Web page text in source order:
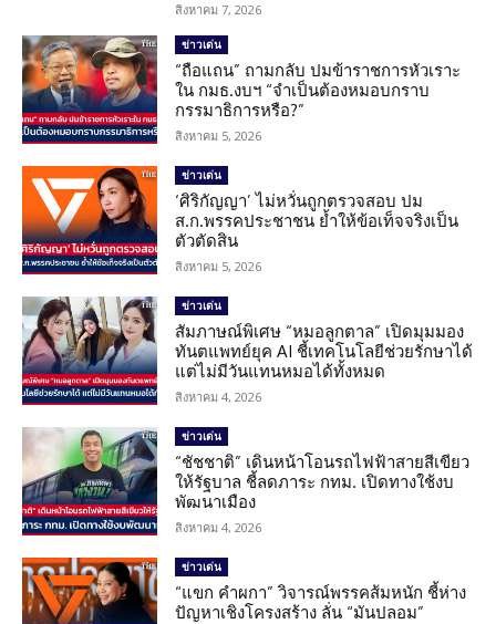
สิงหาคม 7, 2026
ข่าวเด่น
“ถือแถน” ถามกลับ ปมข้าราชการหัวเราะ
ใน กมธ.งบฯ “จำเป็นต้องหมอบกราบ
กรรมาธิการหรือ?”
สิงหาคม 5, 2026
ข่าวเด่น
‘ศิริกัญญา’ ไม่หวั่นถูกตรวจสอบ ปม
ส.ก.พรรคประชาชน ย้ำให้ข้อเท็จจริงเป็น
ตัวตัดสิน
สิงหาคม 5, 2026
ข่าวเด่น
สัมภาษณ์พิเศษ “หมอลูกตาล” เปิดมุมมอง
ทันตแพทย์ยุค AI ชี้เทคโนโลยีช่วยรักษาได้
แต่ไม่มีวันแทนหมอได้ทั้งหมด
สิงหาคม 4, 2026
ข่าวเด่น
“ชัชชาติ” เดินหน้าโอนรถไฟฟ้าสายสีเขียว
ให้รัฐบาล ชี้ลดภาระ กทม. เปิดทางใช้งบ
พัฒนาเมือง
สิงหาคม 4, 2026
ข่าวเด่น
“แขก คำผกา” วิจารณ์พรรคส้มหนัก ชี้ห่าง
ปัญหาเชิงโครงสร้าง ลั่น “มันปลอม”